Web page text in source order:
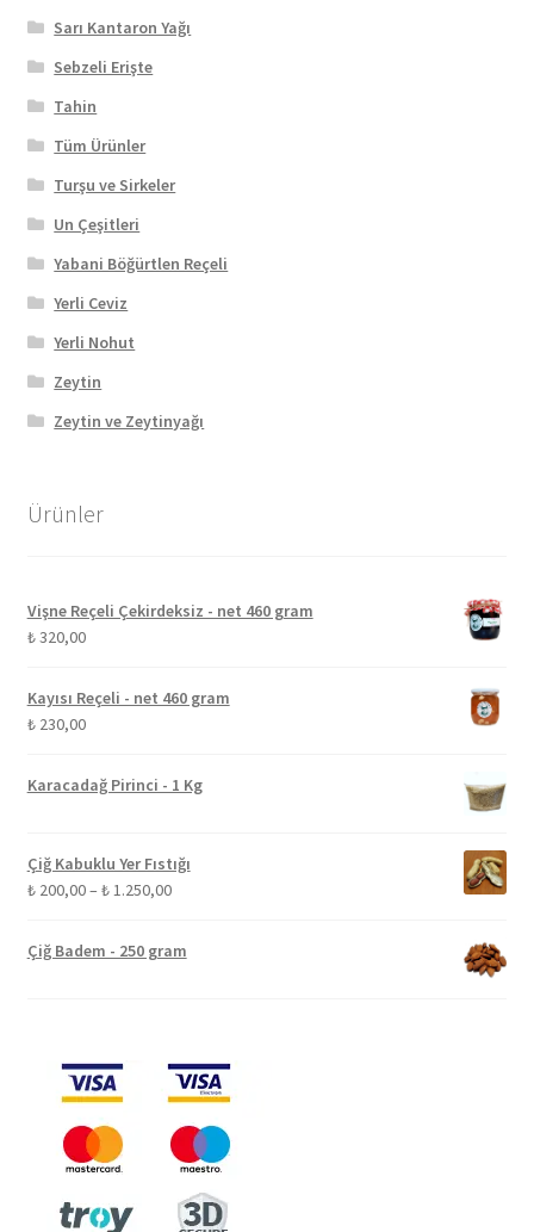
Sarı Kantaron Yağı
Sebzeli Erişte
Tahin
Tüm Ürünler
Turşu ve Sirkeler
Un Çeşitleri
Yabani Böğürtlen Reçeli
Yerli Ceviz
Yerli Nohut
Zeytin
Zeytin ve Zeytinyağı
Ürünler
Vişne Reçeli Çekirdeksiz - net 460 gram
₺320,00
Kayısı Reçeli - net 460 gram
₺230,00
Karacadağ Pirinci - 1 Kg
Çiğ Kabuklu Yer Fıstığı
₺200,00– ₺1.250,00Fiyat
Çiğ Badem - 250 gram